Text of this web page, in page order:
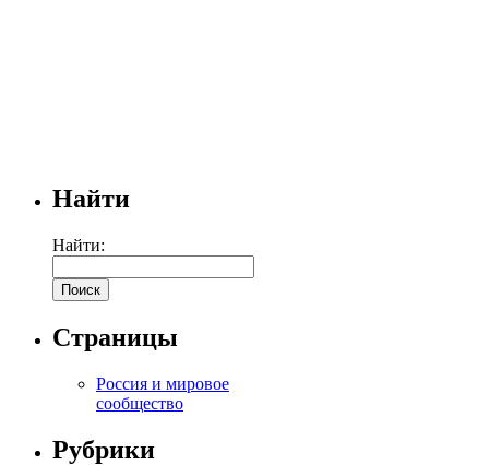
Найти
Найти:
Страницы
Россия и мировое
сообщество
Рубрики